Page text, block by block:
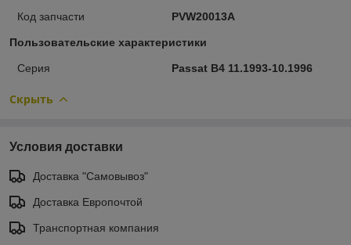
Код запчасти
PVW20013A
Пользовательские характеристики
Серия Passat B4 11.1993-10.1996
Скрыть
Условия доставки
Доставка "Самовывоз"
Доставка Европочтой
Транспортная компания